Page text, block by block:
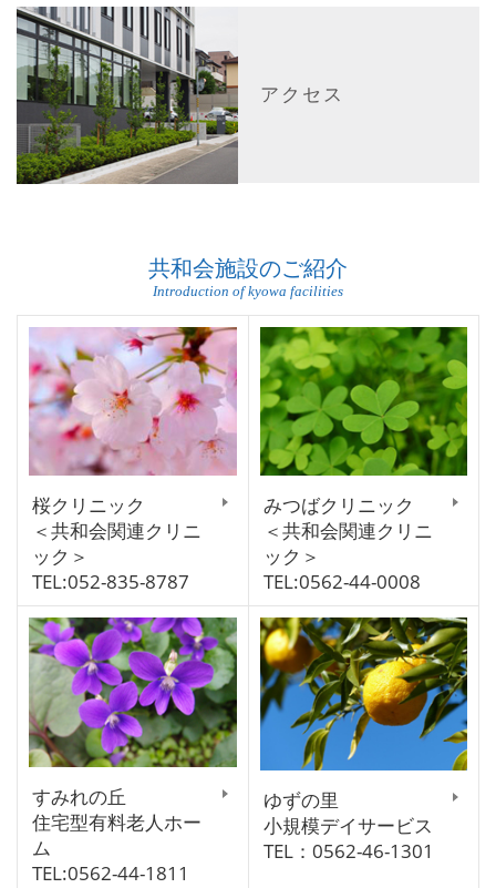
アクセス
共和会施設のご紹介
Introduction of kyowa facilities
桜クリニック
＜共和会関連クリニ
ック＞
TEL:052-835-8787
みつばクリニック
＜共和会関連クリニ
ック＞
TEL:0562-44-0008
すみれの丘
住宅型有料老人ホー
ム
TEL:0562-44-1811
ゆずの里
小規模デイサービス
TEL：0562-46-1301